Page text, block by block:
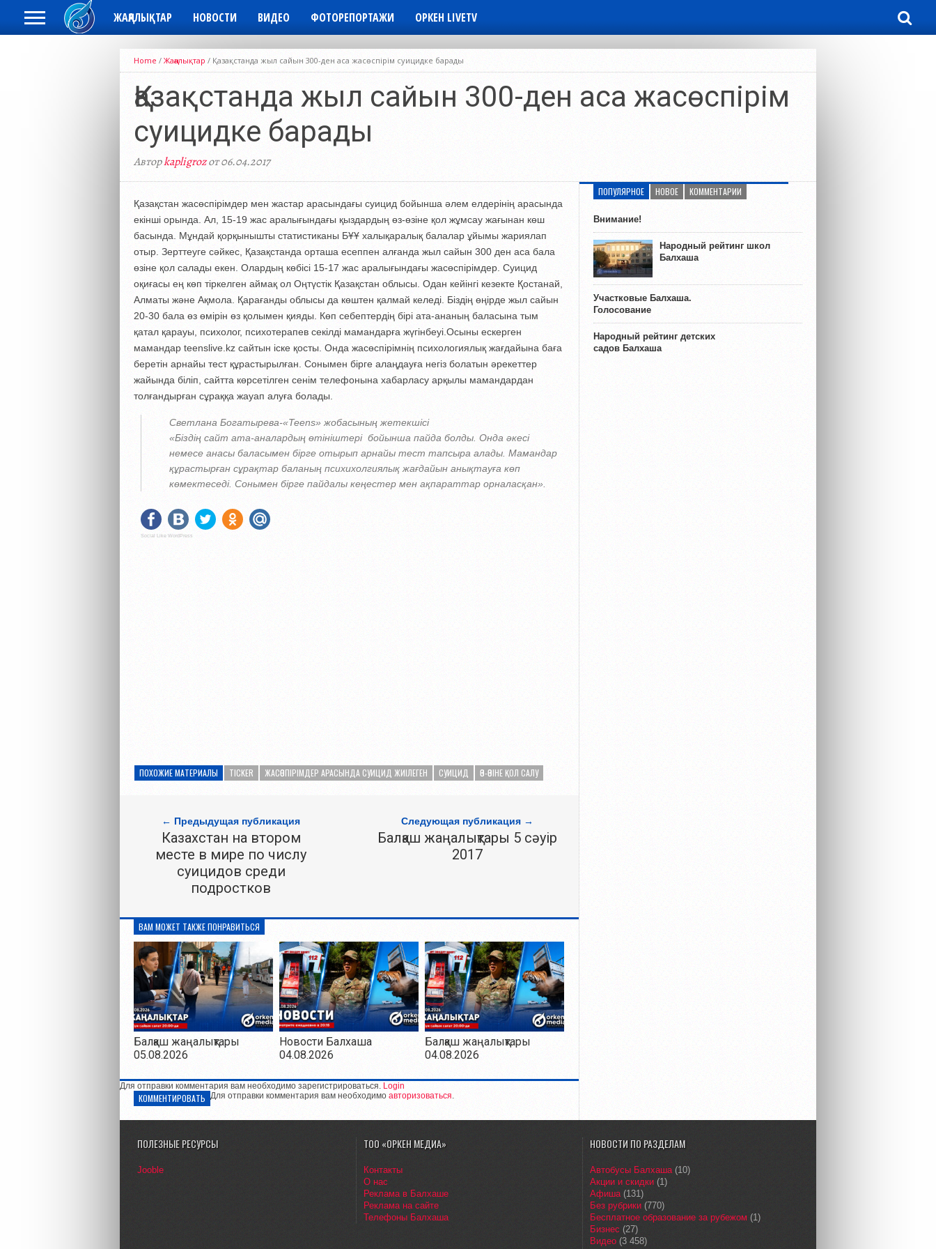
ЖАҢАЛЫҚТАР НОВОСТИ ВИДЕО ФОТОРЕПОРТАЖИ ОРКЕН LIVETV
Home / Жаңалықтар / Қазақстанда жыл сайын 300-ден аса жасөспірім суицидке барады
Қазақстанда жыл сайын 300-ден аса жасөспірім
суицидке барады
Авторkapligrozот 06.04.2017
Қазақстан жасөспірімдер мен жастар арасындағы суицид бойынша әлем елдерінің арасында
екінші орында. Ал, 15-19 жас аралығындағы қыздардың өз-өзіне қол жұмсау жағынан көш
басында. Мұндай қорқынышты статистиканы БҰҰ халықаралық балалар ұйымы жариялап
отыр. Зерттеуге сәйкес, Қазақстанда орташа есеппен алғанда жыл сайын 300 ден аса бала
өзіне қол салады екен. Олардың көбісі 15-17 жас аралығындағы жасөспірімдер. Суицид
оқиғасы ең көп тіркелген аймақ ол Оңтүстік Қазақстан облысы. Одан кейінгі кезекте Қостанай,
Алматы және Ақмола. Қарағанды облысы да көштен қалмай келеді. Біздің өңірде жыл сайын
20-30 бала өз өмірін өз қолымен қияды. Көп себептердің бірі ата-ананың баласына тым
қатал қарауы, психолог, психотерапев секілді мамандарға жүгінбеуі.Осыны ескерген
мамандар teenslive.kz сайтын іске қосты. Онда жасөспірімнің психологиялық жағдайына баға
беретін арнайы тест құрастырылған. Сонымен бірге алаңдауға негіз болатын әрекеттер
жайында біліп, сайтта көрсетілген сенім телефонына хабарласу арқылы мамандардан
толғандырған сұраққа жауап алуға болады.
Светлана Богатырева-«Teens» жобасының жетекшісі
«Біздің сайт ата-аналардың өтініштері бойынша пайда болды. Онда әкесі
немесе анасы баласымен бірге отырып арнайы тест тапсыра алады. Мамандар
құрастырған сұрақтар баланың психихолгиялық жағдайын анықтауға көп
көмектеседі. Сонымен бірге пайдалы кеңестер мен ақпараттар орналасқан».
Social Like WordPress
ПОХОЖИЕ МАТЕРИАЛЫ TICKER ЖАСӨСПІРІМДЕР АРАСЫНДА СУИЦИД ЖИІЛЕГЕН СУИЦИД ӨЗ-ӨЗІНЕ ҚОЛ САЛУ
← Предыдущая публикация
Казахстан на втором
месте в мире по числу
суицидов среди
подростков
Следующая публикация →
Балқаш жаңалықтары 5 сәуір
2017
ВАМ МОЖЕТ ТАКЖЕ ПОНРАВИТЬСЯ
Балқаш жаңалықтары
05.08.2026
Новости Балхаша
04.08.2026
Балқаш жаңалықтары
04.08.2026
Для отправки комментария вам необходимо зарегистрироваться. Login
КОММЕНТИРОВАТЬ Для отправки комментария вам необходимо авторизоваться.
ПОПУЛЯРНОЕ НОВОЕ КОММЕНТАРИИ
Внимание!
Народный рейтинг школ
Балхаша
Участковые Балхаша.
Голосование
Народный рейтинг детских
садов Балхаша
ПОЛЕЗНЫЕ РЕСУРСЫ
Jooble
ТОО «ОРКЕН МЕДИА»
Контакты
О нас
Реклама в Балхаше
Реклама на сайте
Телефоны Балхаша
НОВОСТИ ПО РАЗДЕЛАМ
Автобусы Балхаша(10)
Акции и скидки (1)
Афиша(131)
Без рубрики (770)
Бесплатное образование за рубежом (1)
Бизнес (27)
Видео (3 458)